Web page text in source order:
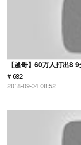
【越哥】60万人打出8
# 682
2018-09-04 08:52